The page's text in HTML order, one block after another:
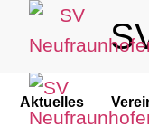
Aktuelles